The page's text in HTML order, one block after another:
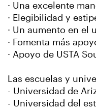
· Una excelente
· Elegibilidad y
· Un aumento en el
· Fomenta más
· Apoyo de USTA
Las escuelas y
- Universidad de
- Universidad del